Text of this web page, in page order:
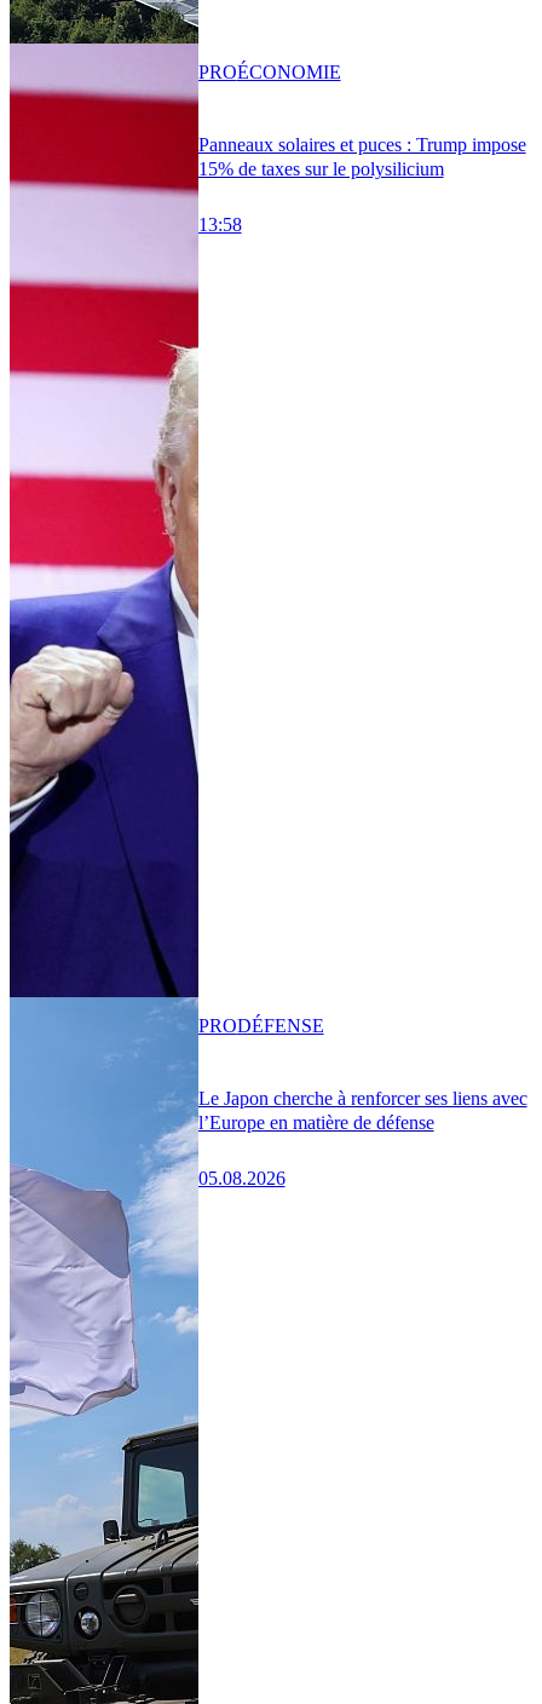
Panneaux solaires et puces : Trump impose
15% de taxes sur le polysilicium
13:58
PROÉCONOMIE
Le Japon cherche à renforcer ses liens avec
l’Europe en matière de défense
05.08.2026
PRODÉFENSE